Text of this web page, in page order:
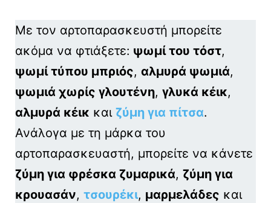
Με τον αρτοπαρασκευστή μπορείτε
ακόμα να φτιάξετε: ψωμί του τόστ,
ψωμί τύπου μπριός, αλμυρά ψωμιά,
ψωμιά χωρίς γλουτένη, γλυκά κέικ,
αλμυρά κέικ και ζύμη για πίτσα.
Ανάλογα με τη μάρκα του
αρτοπαρασκευαστή, μπορείτε να κάνετε
ζύμη για φρέσκα ζυμαρικά, ζύμη για
κρουασάν, τσουρέκι, μαρμελάδες και